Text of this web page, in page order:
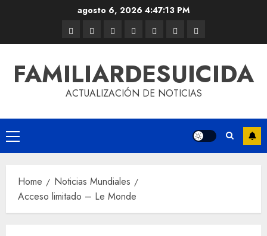
agosto 6, 2026 4:47:14 PM
FAMILIARDESUICIDA
ACTUALIZACIÓN DE NOTICIAS
Home
Noticias Mundiales
Acceso limitado – Le Monde